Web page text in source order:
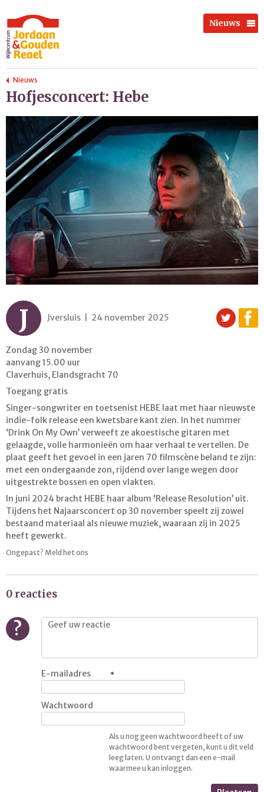
Nieuws
Nieuws
Hofjesconcert: Hebe
J Jversluis | 24 november 2025
Zondag 30 november
aanvang 15.00 uur
Claverhuis, Elandsgracht 70
Toegang gratis
Singer-songwriter en toetsenist HEBE laat met haar nieuwste
indie-folk release een kwetsbare kant zien. In het nummer
‘Drink On My Own’ verweeft ze akoestische gitaren met
gelaagde, volle harmonieën om haar verhaal te vertellen. De
plaat geeft het gevoel in een jaren 70 filmscène beland te zijn:
met een ondergaande zon, rijdend over lange wegen door
uitgestrekte bossen en open vlakten.
In juni 2024 bracht HEBE haar album ‘Release Resolution’ uit.
Tijdens het Najaarsconcert op 30 november speelt zij zowel
bestaand materiaal als nieuwe muziek, waaraan zij in 2025
heeft gewerkt.
Ongepast? Meld het ons
0 reacties
?
E-mailadres
Wachtwoord
Als u nog geen wachtwoord heeft of uw
wachtwoord bent vergeten, kunt u dit veld
leeg laten. U ontvangt dan een e-mail
waarmee u kan inloggen.